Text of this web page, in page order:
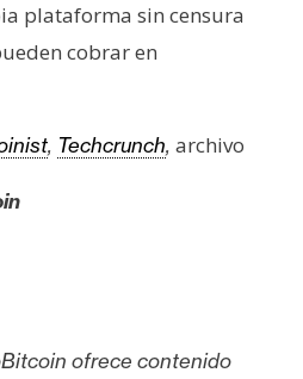
plataforma sin censura
cobrar en
, Techcrunch, archivo
ofrece contenido